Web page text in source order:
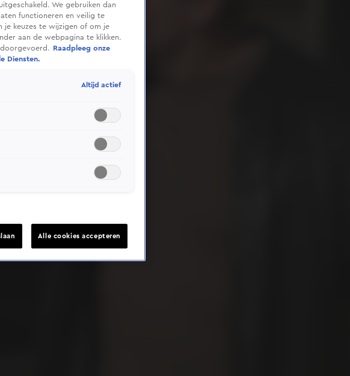
locatie
We gebruiken dan
functioneren en veilig te
je keuzes te wijzigen of om je
aan de webpagina te klikken.
Raadpleeg onze
Diensten.
Altijd actief
Alle cookies accepteren